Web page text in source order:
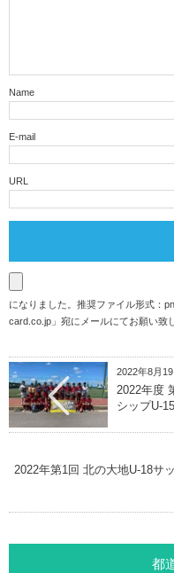
Name
E-mail
URL
になりました。推奨ファイル形式：
card.co.jp 」宛にメールにてお願い致
2022年8月19
2022年度
シップU-
2022年第1回 北の大地U-18サ
都